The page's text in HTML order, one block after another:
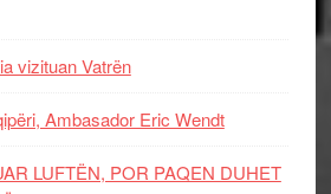
vizituan Vatrën
Ambasador Eric Wendt
LUFTËN, POR PAQEN DUHET